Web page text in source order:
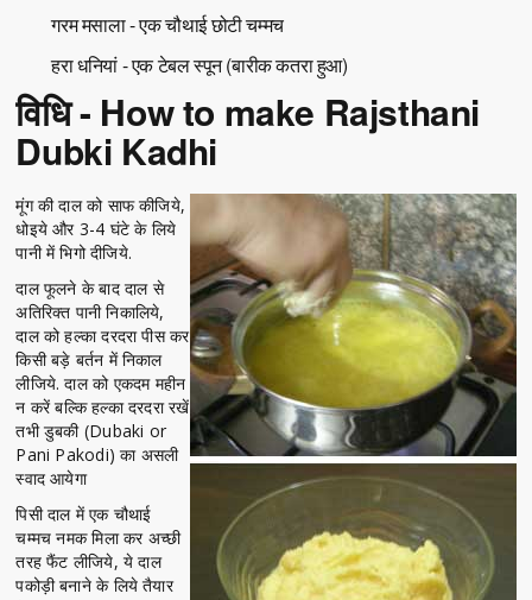
गरम मसाला - एक चौथाई छोटी चम्मच
हरा धनियां - एक टेबल स्पून (बारीक कतरा हुआ)
विधि - How to make Rajsthani
Dubki Kadhi
मूंग की दाल को साफ कीजिये,
धोइये और 3-4 घंटे के लिये
पानी में भिगो दीजिये.
दाल फूलने के बाद दाल से
अतिरिक्त पानी निकालिये,
दाल को हल्का दरदरा पीस कर
किसी बड़े बर्तन में निकाल
लीजिये. दाल को एकदम महीन
न करें बल्कि हल्का दरदरा रखें
तभी डुबकी (Dubaki or
Pani Pakodi) का असली
स्वाद आयेगा
पिसी दाल में एक चौथाई
चम्मच नमक मिला कर अच्छी
तरह फैंट लीजिये, ये दाल
पकोड़ी बनाने के लिये तैयार